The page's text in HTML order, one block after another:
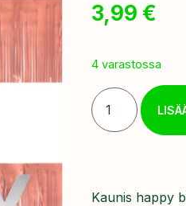
3,99 €
4 varastossa
Kaunis happy